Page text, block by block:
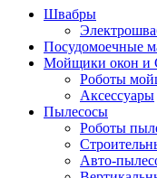
Швабры
Посудомоечные
Мойщики окон и
Роботы
Аксессуары
Пылесосы
Роботы
Авто-